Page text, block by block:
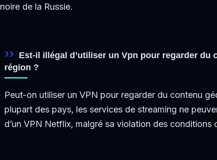
noire de la Russie.
Est-il illégal d’utiliser un Vpn pour regarder du
région ?
Peut-on utiliser un VPN pour regarder du contenu
plupart des pays, les services de streaming ne
d’un VPN Netflix, malgré sa violation des